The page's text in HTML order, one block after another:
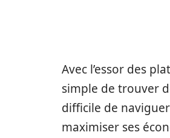
Avec l’essor des
simple de trouver
difficile de
maximiser ses